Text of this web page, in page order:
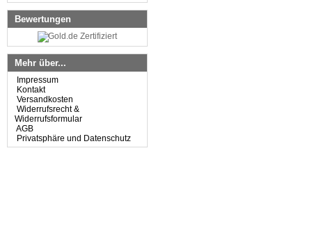
Bewertungen
Mehr über...
Impressum
Kontakt
Versandkosten
Widerrufsrecht &
Widerrufsformular
AGB
Privatsphäre und Datenschutz